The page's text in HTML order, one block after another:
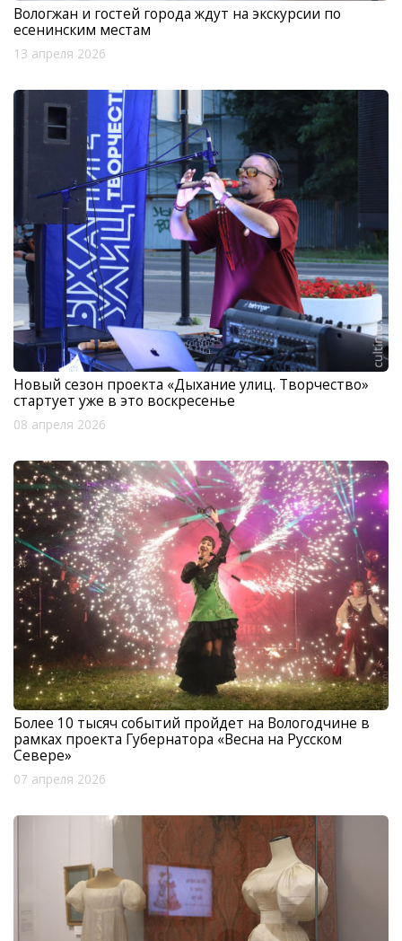
Вологжан и гостей города ждут на экскурсии по
есенинским местам
13 апреля 2026
Новый сезон проекта «Дыхание улиц. Творчество»
стартует уже в это воскресенье
08 апреля 2026
Более 10 тысяч событий пройдет на Вологодчине в
рамках проекта Губернатора «Весна на Русском
Севере»
07 апреля 2026